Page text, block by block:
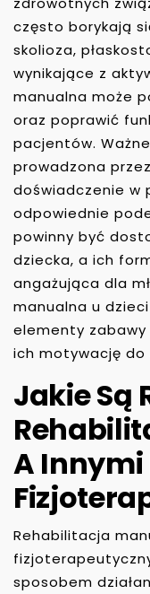
często borykają
skolioza,
wynikające z
manualna może
oraz poprawić
pacjentów.
prowadzona
doświadczenie w
odpowiednie
powinny być
dziecka, a ich
angażująca dla
manualna u
elementy zabawy
ich motywację
Jakie Są
A
Rehabilitacja
sposobem